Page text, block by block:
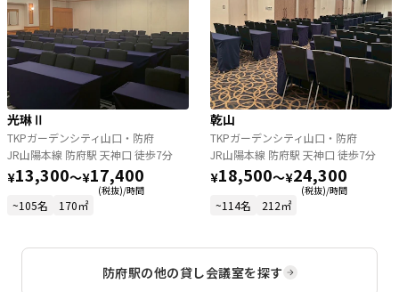
光琳Ⅱ
TKPガーデンシティ山口・防府
JR山陽本線 防府駅 天神口 徒歩7分
¥13,300〜¥17,400
(税抜)/時間
~105名 170㎡
乾山
TKPガーデンシティ山口・防府
JR山陽本線 防府駅 天神口 徒歩7分
¥18,500〜¥24,300
(税抜)/時間
~114名 212㎡
防府駅の他の貸し会議室を探す